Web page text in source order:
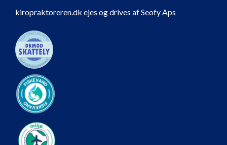
kiropraktoreren.dk ejes og drives af Seofy Aps